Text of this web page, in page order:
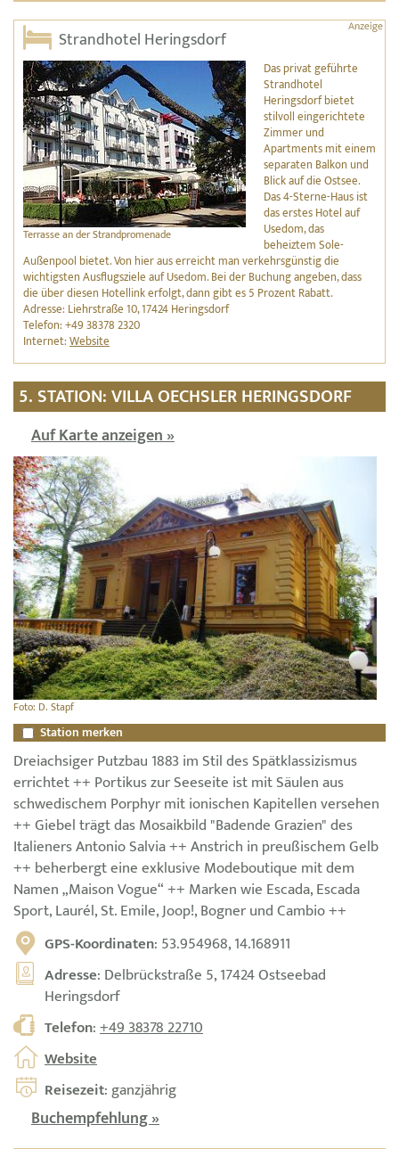
Strandhotel Heringsdorf
Terrasse an der Strandpromenade
Das privat geführte
Strandhotel
Heringsdorf bietet
stilvoll eingerichtete
Zimmer und
Apartments mit einem
separaten Balkon und
Blick auf die Ostsee.
Das 4-Sterne-Haus ist
das erstes Hotel auf
Usedom, das
beheiztem Sole-
Außenpool bietet. Von hier aus erreicht man verkehrsgünstig die
wichtigsten Ausflugsziele auf Usedom. Bei der Buchung angeben, dass
die über diesen Hotellink erfolgt, dann gibt es 5 Prozent Rabatt.
Adresse: Liehrstraße 10, 17424 Heringsdorf
Telefon: +49 38378 2320
Internet:Website
5. STATION: VILLA OECHSLER HERINGSDORF
Auf Karte anzeigen »
Foto: D. Stapf
Station merken
Dreiachsiger Putzbau 1883 im Stil des Spätklassizismus
errichtet ++ Portikus zur Seeseite ist mit Säulen aus
schwedischem Porphyr mit ionischen Kapitellen versehen
++ Giebel trägt das Mosaikbild "Badende Grazien" des
Italieners Antonio Salvia ++ Anstrich in preußischem Gelb
++ beherbergt eine exklusive Modeboutique mit dem
Namen „Maison Vogue“ ++ Marken wie Escada, Escada
Sport, Laurél, St. Emile, Joop!, Bogner und Cambio ++
GPS-Koordinaten: 53.954968, 14.168911
Adresse: Delbrückstraße 5, 17424 Ostseebad
Heringsdorf
Telefon:+49 38378 22710
Website
Reisezeit: ganzjährig
Buchempfehlung »